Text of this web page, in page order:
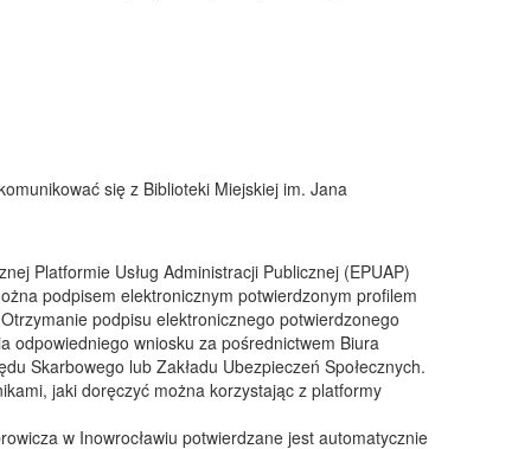
się z Biblioteki Miejskiej im. Jana
Platformie Usług Administracji Publicznej (EPUAP)
podpisem elektronicznym potwierdzonym profilem
podpisu elektronicznego potwierdzonego
odpowiedniego wniosku za pośrednictwem Biura
Skarbowego lub Zakładu Ubezpieczeń Społecznych.
jaki doręczyć można korzystając z platformy
w Inowrocławiu potwierdzane jest automatycznie